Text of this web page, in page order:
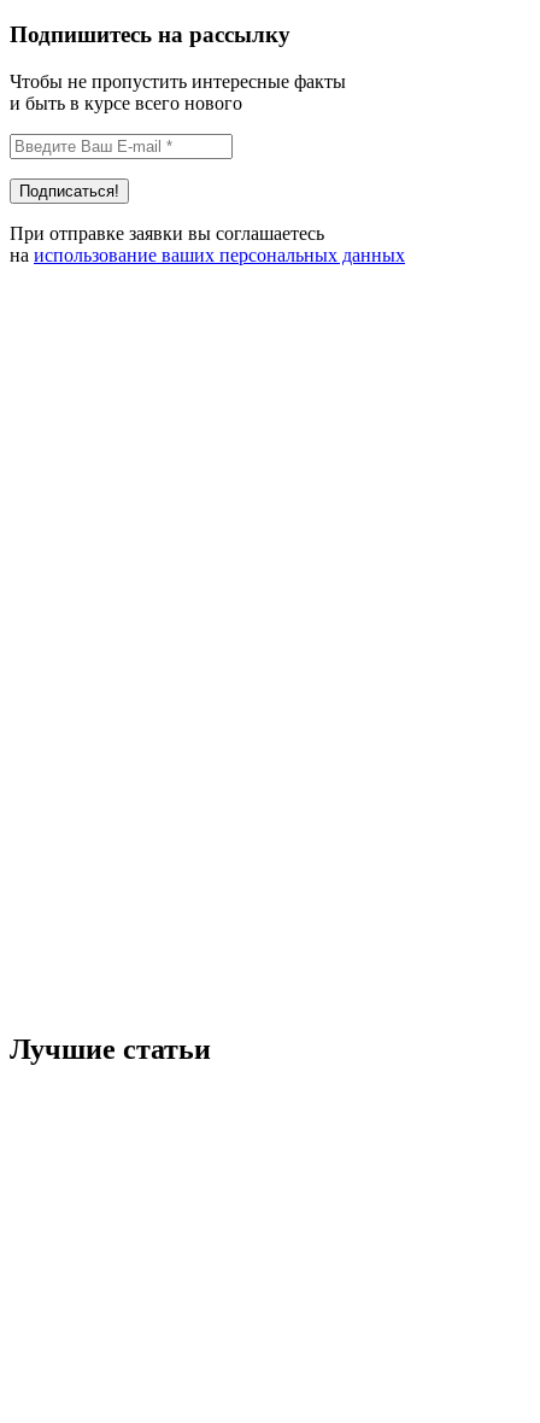
Подпишитесь на рассылку
Чтобы не пропустить интересные факты
и быть в курсе всего нового
При отправке заявки вы соглашаетесь
на использование ваших персональных данных
Лучшие статьи